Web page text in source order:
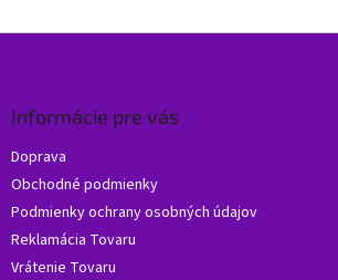
Informácie pre vás
Doprava
Obchodné podmienky
Podmienky ochrany osobných údajov
Reklamácia Tovaru
Vrátenie Tovaru